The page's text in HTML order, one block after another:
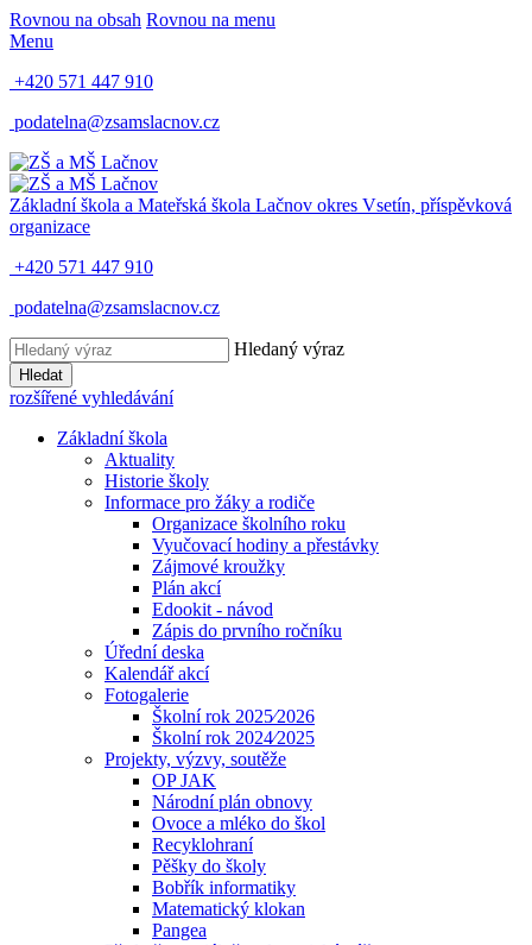
Rovnou na obsah Rovnou na menu
Menu
+420 571 447 910
podatelna@zsamslacnov.cz
Základní škola a Mateřská škola Lačnov okres Vsetín, příspěvková
organizace
+420 571 447 910
podatelna@zsamslacnov.cz
Hledaný výraz
Hledat
rozšířené vyhledávání
Základní škola
Aktuality
Historie školy
Informace pro žáky a rodiče
Organizace školního roku
Vyučovací hodiny a přestávky
Zájmové kroužky
Plán akcí
Edookit - návod
Zápis do prvního ročníku
Úřední deska
Kalendář akcí
Fotogalerie
Školní rok 2025⁄2026
Školní rok 2024⁄2025
Projekty, výzvy, soutěže
OP JAK
Národní plán obnovy
Ovoce a mléko do škol
Recyklohraní
Pěšky do školy
Bobřík informatiky
Matematický klokan
Pangea